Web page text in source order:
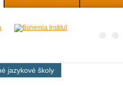
jazykové školy